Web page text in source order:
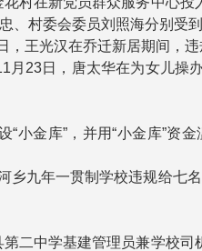
村委会委员刘照海分别受到
王光汉在乔迁新居期间，
23日，唐太华在为女儿
小金库”，并用“小金库”
九年一贯制学校违规给七
二中学基建管理员兼学校